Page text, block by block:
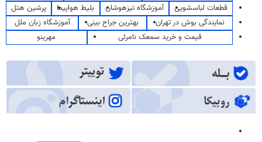
قطعات لباسشویی
آموزشگاه تیزهوشان بلیط هواپیما
پرشین هتل
نمایندگی بوش در تهران
بهترین جراح بینی
آموزشگاه زبان ملل
قیمت و خرید سمعک نامرئی
مهرینو